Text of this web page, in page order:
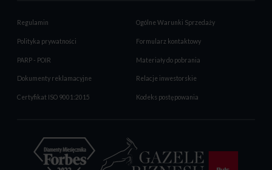
Regulamin Ogólne Warunki Sprzedaży
Polityka prywatności Formularz kontaktowy
PARP - POIR Materiały do pobrania
Dokumenty reklamacyjne Relacje inwestorskie
Certyfikat ISO 9001:2015 Kodeks postępowania